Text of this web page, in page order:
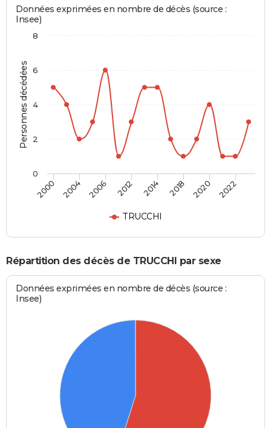
Personnes décédées
Données exprimées en nombre de décès (source :
Insee)
TRUCCHI
2000 2004 2006 2012 2014 2018 2020 2022
0
2
4
6
8
Répartition des décès de TRUCCHI par sexe
Données exprimées en nombre de décès (source :
Insee)